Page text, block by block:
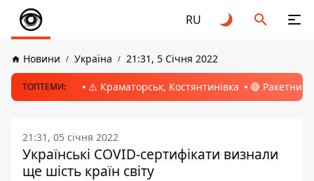
RU
Новини Україна 21:31, 5 Січня 2022
ТОПТЕМИ: ⚠️ Краматорськ, Костянтинівка 🔴 Ракетний
21:31, 05 січня 2022
Українські COVID-сертифікати визнали
ще шість країн світу